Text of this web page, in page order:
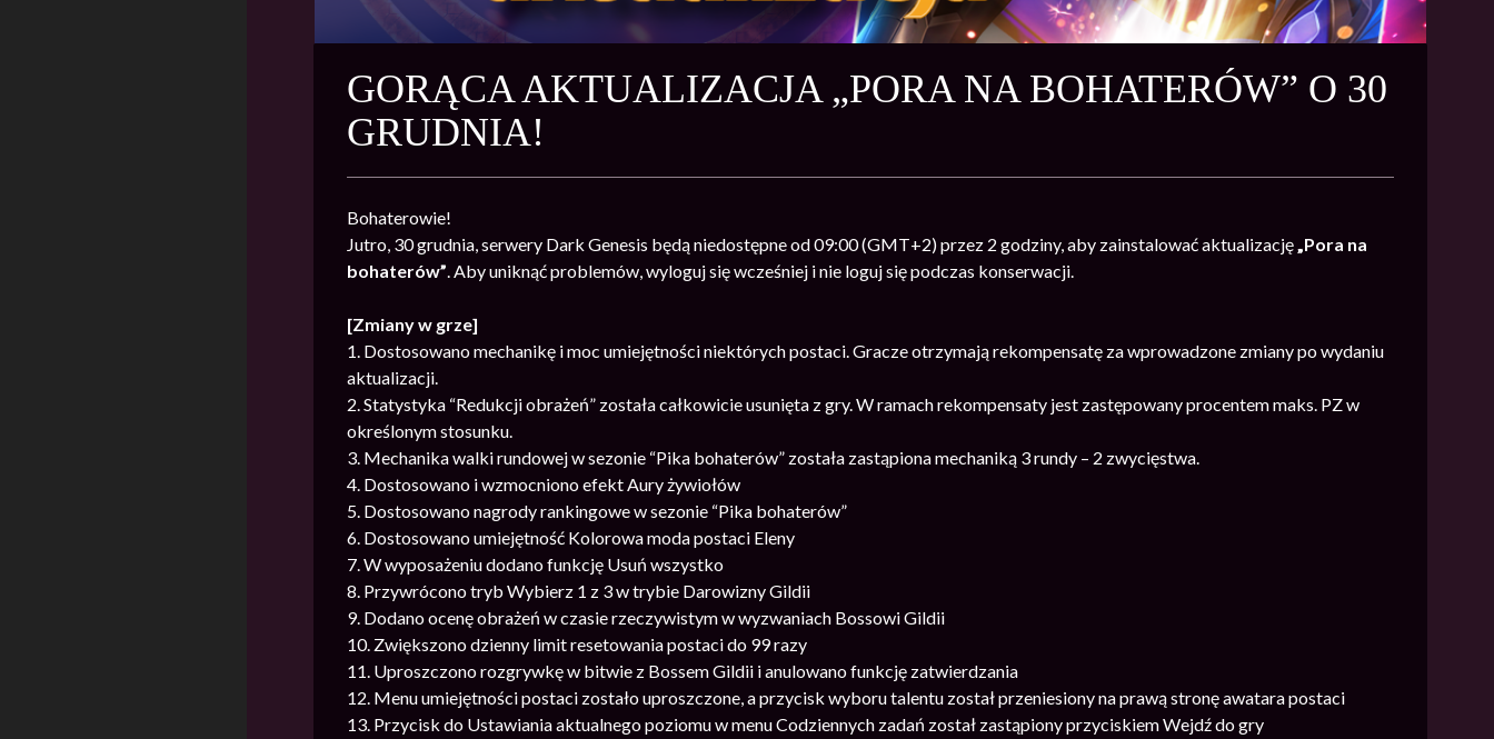
GORĄCA AKTUALIZACJA „PORA NA BOHATERÓW” O 30
GRUDNIA!
Bohaterowie!
Jutro, 30 grudnia, serwery Dark Genesis będą niedostępne od 09:00 (GMT+2) przez 2 godziny, aby zainstalować aktualizację„Pora na
bohaterów”. Aby uniknąć problemów, wyloguj się wcześniej i nie loguj się podczas konserwacji.
[Zmiany w grze]
1. Dostosowano mechanikę i moc umiejętności niektórych postaci. Gracze otrzymają rekompensatę za wprowadzone zmiany po wydaniu
aktualizacji.
2. Statystyka “Redukcji obrażeń” została całkowicie usunięta z gry. W ramach rekompensaty jest zastępowany procentem maks. PZ w
określonym stosunku.
3. Mechanika walki rundowej w sezonie “Pika bohaterów” została zastąpiona mechaniką 3 rundy – 2 zwycięstwa.
4. Dostosowano i wzmocniono efekt Aury żywiołów
5. Dostosowano nagrody rankingowe w sezonie “Pika bohaterów”
6. Dostosowano umiejętność Kolorowa moda postaci Eleny
7. W wyposażeniu dodano funkcję Usuń wszystko
8. Przywrócono tryb Wybierz 1 z 3 w trybie Darowizny Gildii
9. Dodano ocenę obrażeń w czasie rzeczywistym w wyzwaniach Bossowi Gildii
10. Zwiększono dzienny limit resetowania postaci do 99 razy
11. Uproszczono rozgrywkę w bitwie z Bossem Gildii i anulowano funkcję zatwierdzania
12. Menu umiejętności postaci zostało uproszczone, a przycisk wyboru talentu został przeniesiony na prawą stronę awatara postaci
13. Przycisk do Ustawiania aktualnego poziomu w menu Codziennych zadań został zastąpiony przyciskiem Wejdź do gry